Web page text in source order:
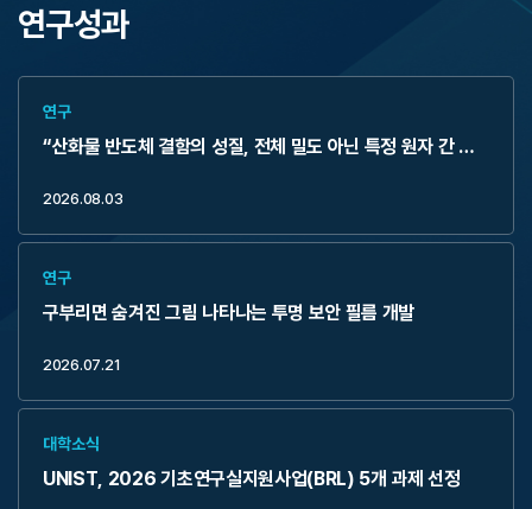
연구성과
연구
“산화물 반도체 결함의 성질, 전체 밀도 아닌 특정 원자 간 거
2026.08.03
연구
구부리면 숨겨진 그림 나타나는 투명 보안 필름 개발
2026.07.21
대학소식
UNIST, 2026 기초연구실지원사업(BRL) 5개 과제 선정